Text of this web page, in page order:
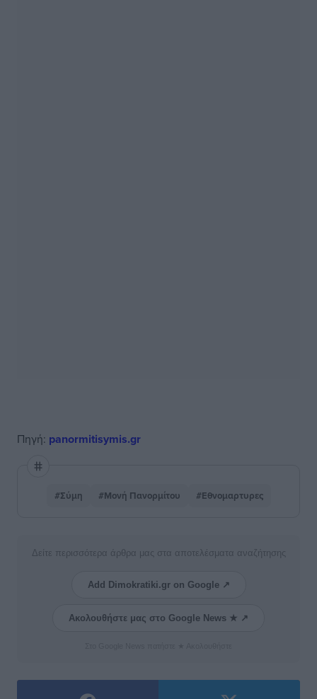
Πηγή: panormitisymis.gr
#Σύμη #Μονή Πανορμίτου #Εθνομαρτυρες
Δείτε περισσότερα άρθρα μας στα αποτελέσματα αναζήτησης
Add Dimokratiki.gr on Google ↗
Ακολουθήστε μας στο Google News ★ ↗